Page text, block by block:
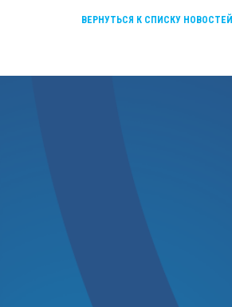
ВЕРНУТЬСЯ К СПИСКУ НОВОСТЕЙ